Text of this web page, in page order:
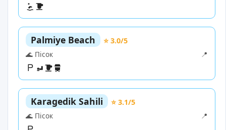
Palmiye Beach
⭐ 3.0/5
🌊 Пісок
📍
Karagedik Sahili
⭐ 3.1/5
🌊 Пісок
📍